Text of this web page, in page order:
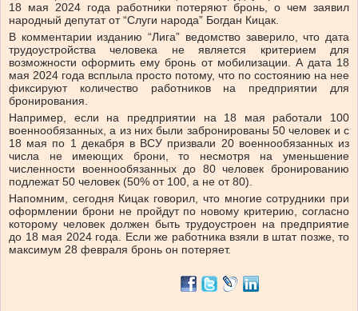
18 мая 2024 года работники потеряют бронь, о чем заявил
народный депутат от “Слуги народа” Богдан Кицак.
В комментарии изданию “Лига” ведомство заверило, что дата
трудоустройства человека не является критерием для
возможности оформить ему бронь от мобилизации. А дата 18
мая 2024 года всплыла просто потому, что по состоянию на нее
фиксируют количество работников на предприятии для
бронирования.
Например, если на предприятии на 18 мая работали 100
военнообязанных, а из них были забронированы 50 человек и с
18 мая по 1 декабря в ВСУ призвали 20 военнообязанных из
числа не имеющих брони, то несмотря на уменьшение
численности военнообязанных до 80 человек бронированию
подлежат 50 человек (50% от 100, а не от 80).
Напомним, сегодня Кицак говорил, что многие сотрудники при
оформлении брони не пройдут по новому критерию, согласно
которому человек должен быть трудоустроен на предприятие
до 18 мая 2024 года. Если же работника взяли в штат позже, то
максимум 28 февраля бронь он потеряет.